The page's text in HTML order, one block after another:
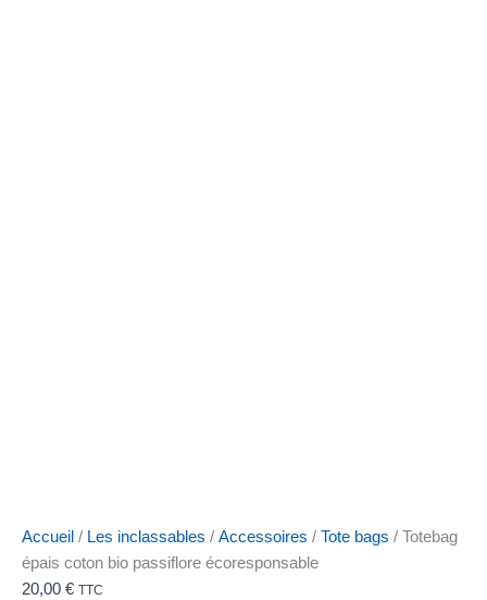
Accueil / Les inclassables / Accessoires / Tote bags / Totebag
épais coton bio passiflore écoresponsable
20,00 € TTC